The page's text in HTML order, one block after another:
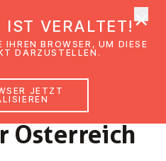
Ös­ter­reich
2022
IST VERALTET!
BROWSER, UM DIESE
DARZUSTELLEN.
JETZT
×